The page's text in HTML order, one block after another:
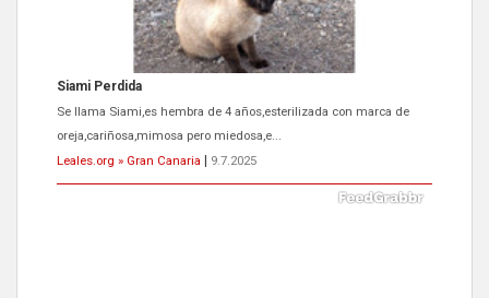
Siami Perdida
Se llama Siami,es hembra de 4 años,esterilizada con marca de
oreja,cariñosa,mimosa pero miedosa,e...
Leales.org » Gran Canaria
9.7.2025